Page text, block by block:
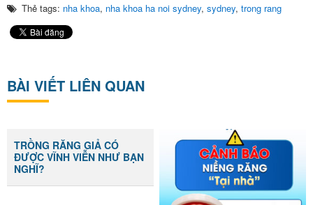
Thẻ tags: nha khoa, nha khoa ha noi sydney, sydney, trong rang
BÀI VIẾT LIÊN QUAN
TRỒNG RĂNG GIẢ CÓ
ĐƯỢC VĨNH VIỄN NHƯ BẠN
NGHĨ?